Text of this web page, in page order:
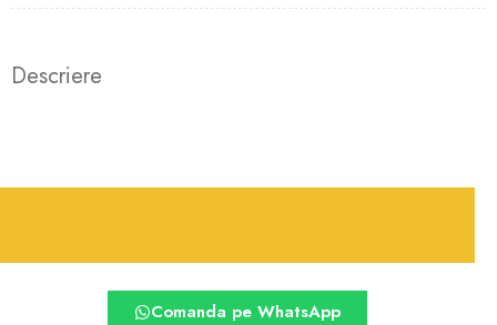
Descriere
Comanda pe WhatsApp